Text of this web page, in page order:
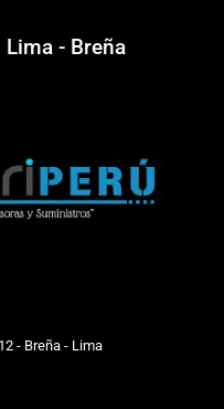
- Breña
- Breña - Lima